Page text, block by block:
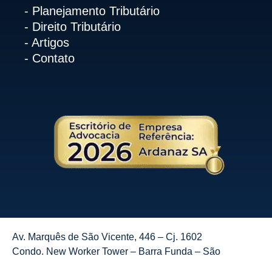
- Planejamento Tributário
- Direito Tributário
- Artigos
- Contato
Av. Marquês de São Vicente, 446 – Cj. 1602
Condo. New Worker Tower – Barra Funda – São